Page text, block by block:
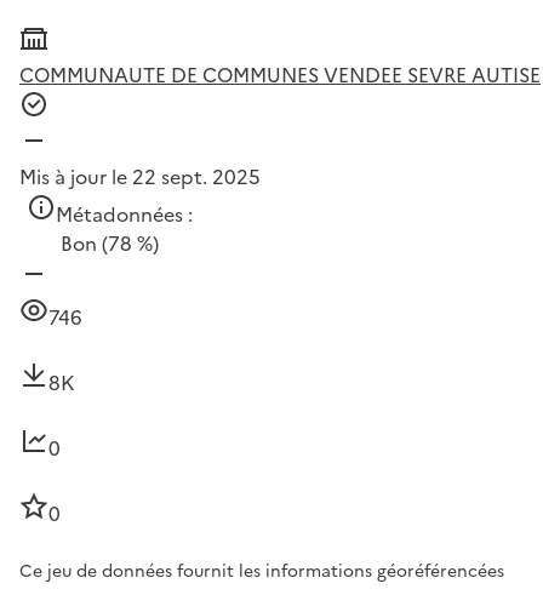
COMMUNAUTE DE COMMUNES VENDEE SEVRE AUTISE
Mis à jour le 22 sept. 2025
Métadonnées :
Bon (78 %)
746
8K
0
0
Ce jeu de données fournit les informations géoréférencées